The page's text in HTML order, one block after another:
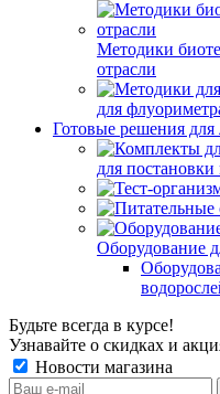
Методики
отрасли
для
Готовые решения для
для
Оборудование
Будьте всегда в курсе!
Узнавайте о скидках и
Новости магазина